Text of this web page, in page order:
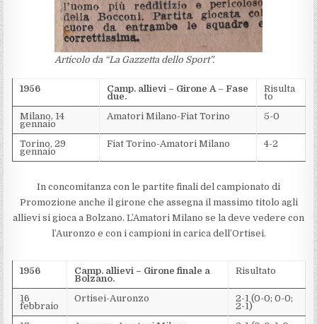
Articolo da “La Gazzetta dello Sport”.
1956 Camp. allievi – Girone A– Fase
due.
Risulta
to
Milano, 14
gennaio
Amatori Milano-Fiat Torino 5-0
Torino, 29
gennaio
Fiat Torino-Amatori Milano 4-2
In concomitanza con le partite finali del campionato di
Promozione anche il girone che assegna il massimo titolo agli
allievi si gioca a Bolzano. L’Amatori Milano se la deve vedere con
l’Auronzo e con i campioni in carica dell’Ortisei.
1956 Camp. allievi – Girone finale a
Bolzano.
Risultato
16
febbraio
Ortisei-Auronzo 2-1 (0-0; 0-0;
2-1)